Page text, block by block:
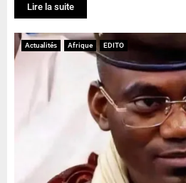
Lire la suite
Actualités Afrique EDITO